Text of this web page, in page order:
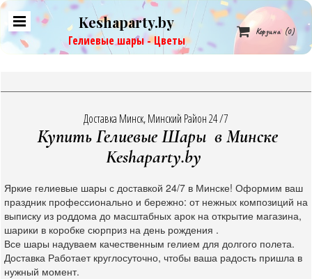
Keshaparty.by
Гелиевые шары - Цветы
 Корзина (0)
Доставка Минск, Минский Район 24 /7
Купить Гелиевые Шары в Минске
Keshaparty.by
Яркие гелиевые шары с доставкой 24/7 в Минске! Оформим ваш
праздник профессионально и бережно: от нежных композиций на
выписку из роддома до масштабных арок на открытие магазина,
шарики в коробке сюрприз на день рождения .
Все шары надуваем качественным гелием для долгого полета.
Доставка Работает круглосуточно, чтобы ваша радость пришла в
нужный момент.